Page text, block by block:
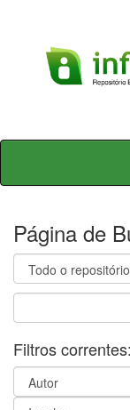
Skip
Página de
Filtros correntes: